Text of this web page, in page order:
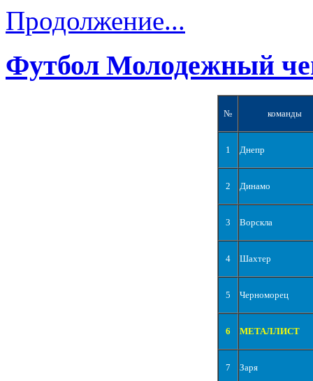
Продолжение...
Футбол Молодежный
№ команды
1 Днепр
2 Динамо
3 Ворскла
4 Шахтер
5 Черноморец
6 МЕТАЛЛИСТ
7 Заря